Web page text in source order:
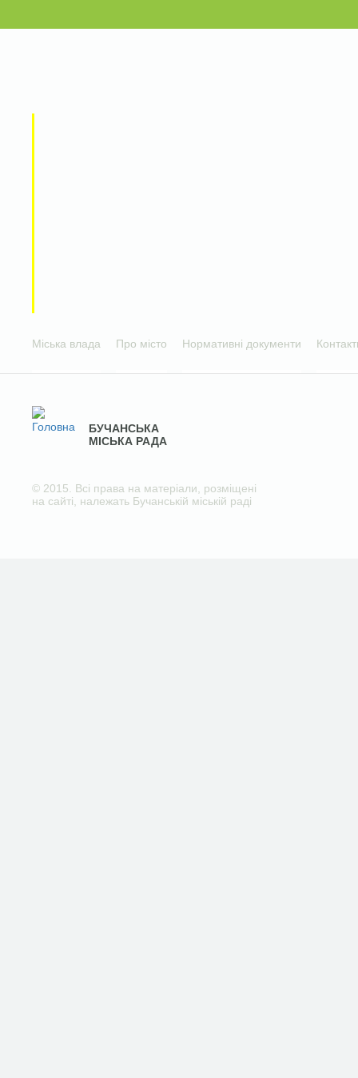
Міська влада Про місто Нормативні документи
БУЧАНСЬКА
МІСЬКА РАДА
© 2015. Всі права на матеріали, розміщені
на сайті, належать Бучанській міській раді